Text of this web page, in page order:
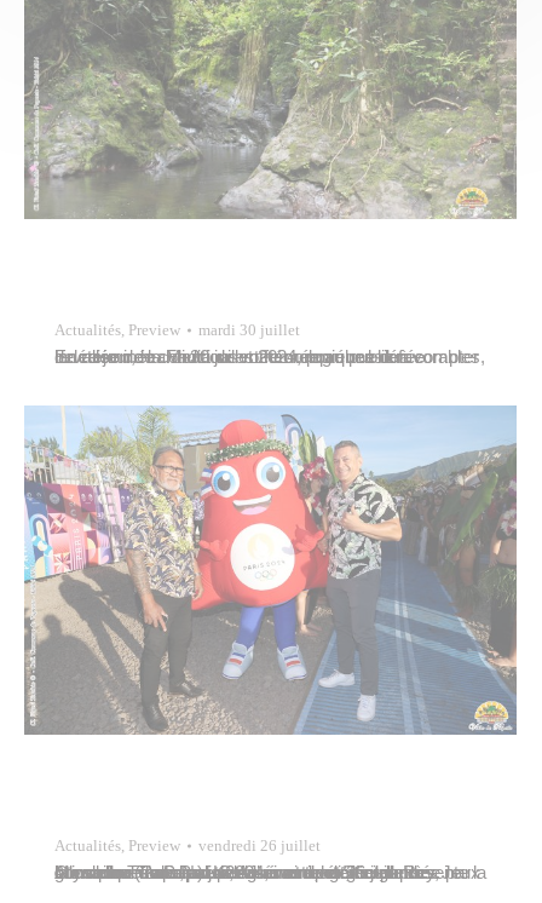
Actualités, Preview mardi 30 juillet
En raison de conditions météorologiques défavorables, la vallée de la Fautaua est fermée au public à compter de ce jour, mardi 30 juillet 2024, pour une durée indéterminée. Merci de votre compréhension.
Actualités, Preview vendredi 26 juillet
Marcelino Teata, adjoint au maire, et Steven Rey, conseiller municipal délégué au sport, ont represente la commune de Papeete, A l’ouverture officielle des Jeux Olympiques de Paris 2024, vendredi 26 juillet à Atimaono (Papara). La cérémonie était organisée par la cellule Tū’aro Nui. Celle-ci est chargée par le gouvernement de superviser et de gérer les…